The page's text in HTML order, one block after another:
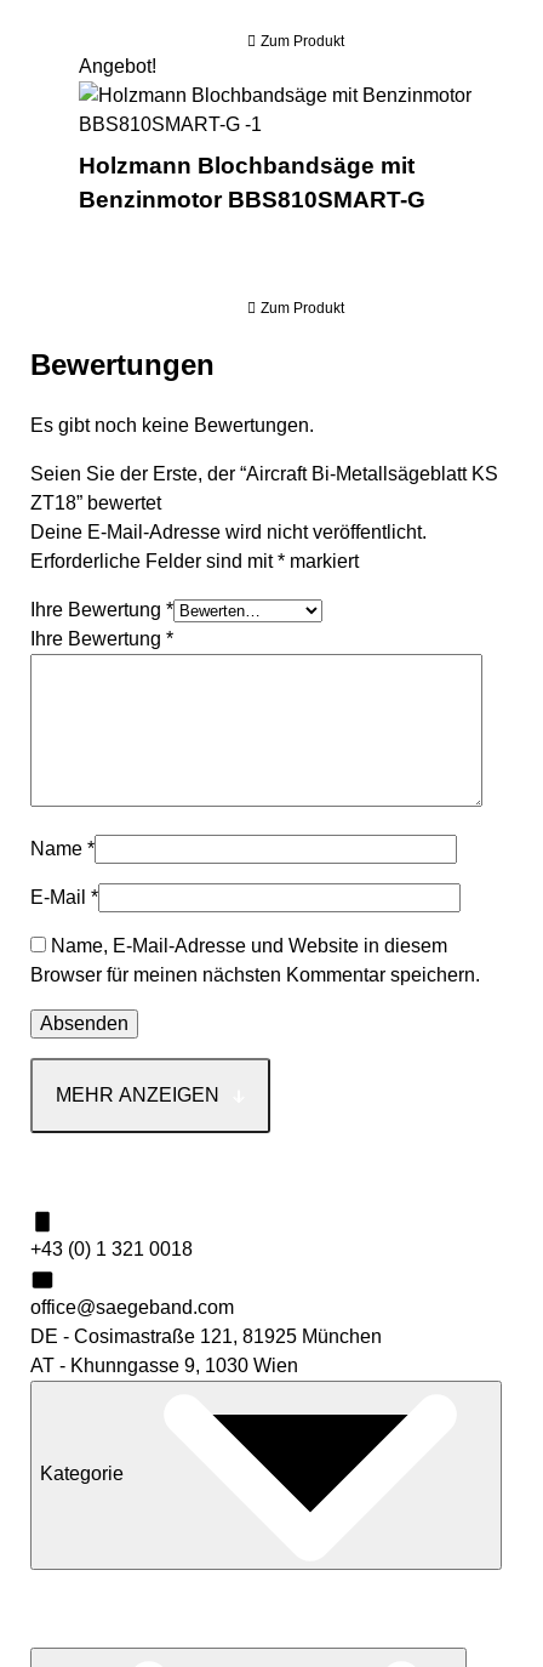
Zum Produkt
Angebot!
Holzmann Blochbandsäge mit
Benzinmotor BBS810SMART-G
Zum Produkt
Bewertungen
Es gibt noch keine Bewertungen.
Seien Sie der Erste, der “Aircraft Bi-Metallsägeblatt KS
ZT18” bewertet
Deine E-Mail-Adresse wird nicht veröffentlicht.
Erforderliche Felder sind mit* markiert
Ihre Bewertung *
Ihre Bewertung *
Name *
E-Mail *
Name, E-Mail-Adresse und Website in diesem
Browser für meinen nächsten Kommentar speichern.
MEHR ANZEIGEN
+43 (0) 1 321 0018
office@saegeband.com
DE - Cosimastraße 121, 81925 München
AT - Khunngasse 9, 1030 Wien
Kategorie